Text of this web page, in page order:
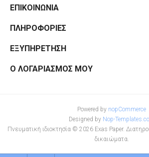
ΕΠΙΚΟΙΝΩΝΊΑ
ΠΛΗΡΟΦΟΡΊΕΣ
ΕΞΥΠΗΡΈΤΗΣΗ
Ο ΛΟΓΑΡΙΑΣΜΌΣ ΜΟΥ
Powered by nopCommerce
Designed by Nop-
Πνευματική ιδιοκτησία © 2026 Exas Paper.
δικαιώματα.